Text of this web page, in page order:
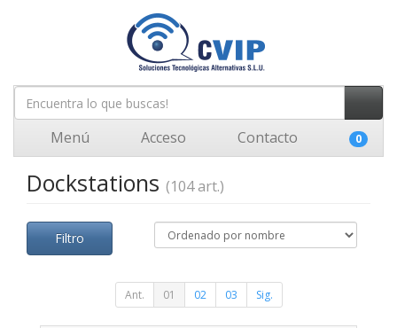
Menú Acceso Contacto 0
Dockstations (104 art.)
Filtro
Ant. 01 02 03 Sig.